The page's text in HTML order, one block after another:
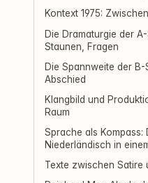
Kontext 1975:
Die Dramaturgie der A-
Staunen, Fragen
Die Spannweite der B-
Abschied
Klangbild und
Raum
Sprache als Kompass:
Niederländisch in
Texte zwischen Satire